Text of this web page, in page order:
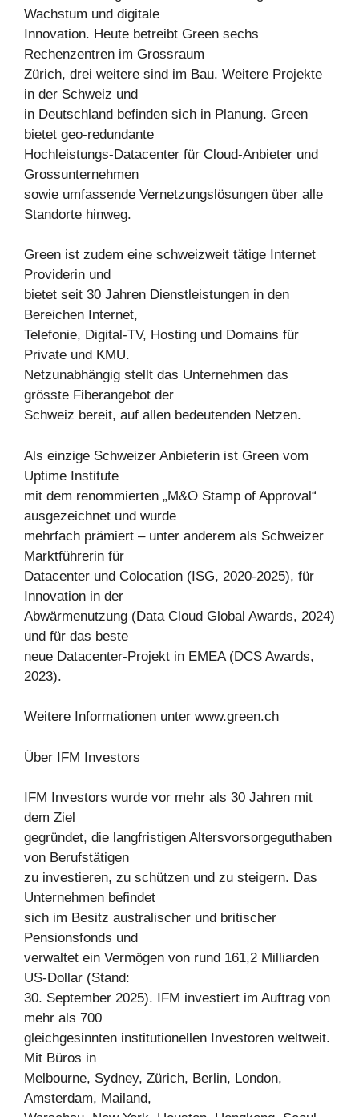
Wachstum und digitale
Innovation. Heute betreibt Green sechs
Rechenzentren im Grossraum
Zürich, drei weitere sind im Bau. Weitere Projekte
in der Schweiz und
in Deutschland befinden sich in Planung. Green
bietet geo-redundante
Hochleistungs-Datacenter für Cloud-Anbieter und
Grossunternehmen
sowie umfassende Vernetzungslösungen über alle
Standorte hinweg.
Green ist zudem eine schweizweit tätige Internet
Providerin und
bietet seit 30 Jahren Dienstleistungen in den
Bereichen Internet,
Telefonie, Digital-TV, Hosting und Domains für
Private und KMU.
Netzunabhängig stellt das Unternehmen das
grösste Fiberangebot der
Schweiz bereit, auf allen bedeutenden Netzen.
Als einzige Schweizer Anbieterin ist Green vom
Uptime Institute
mit dem renommierten „M&O Stamp of Approval“
ausgezeichnet und wurde
mehrfach prämiert – unter anderem als Schweizer
Marktführerin für
Datacenter und Colocation (ISG, 2020-2025), für
Innovation in der
Abwärmenutzung (Data Cloud Global Awards, 2024)
und für das beste
neue Datacenter-Projekt in EMEA (DCS Awards,
2023).
Weitere Informationen unter www.green.ch
Über IFM Investors
IFM Investors wurde vor mehr als 30 Jahren mit
dem Ziel
gegründet, die langfristigen Altersvorsorgeguthaben
von Berufstätigen
zu investieren, zu schützen und zu steigern. Das
Unternehmen befindet
sich im Besitz australischer und britischer
Pensionsfonds und
verwaltet ein Vermögen von rund 161,2 Milliarden
US-Dollar (Stand:
30. September 2025). IFM investiert im Auftrag von
mehr als 700
gleichgesinnten institutionellen Investoren weltweit.
Mit Büros in
Melbourne, Sydney, Zürich, Berlin, London,
Amsterdam, Mailand,